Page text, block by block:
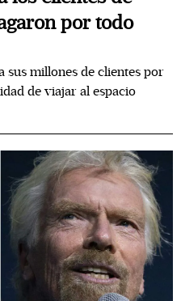
por todo
sus millones de clientes por
de viajar al espacio